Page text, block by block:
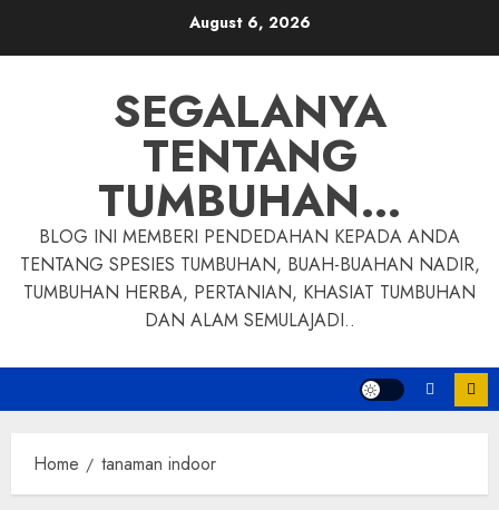
August 6, 2026
SEGALANYA
TENTANG
TUMBUHAN…
BLOG INI MEMBERI PENDEDAHAN KEPADA ANDA
TENTANG SPESIES TUMBUHAN, BUAH-BUAHAN NADIR,
TUMBUHAN HERBA, PERTANIAN, KHASIAT TUMBUHAN
DAN ALAM SEMULAJADI..
Home tanaman indoor